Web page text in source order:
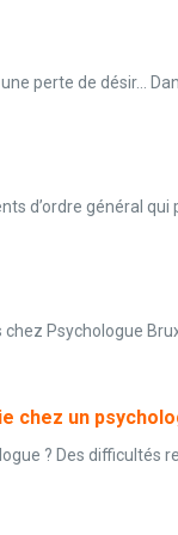
perte de désir…
d’ordre général
Psychologue
chez un
? Des difficultés